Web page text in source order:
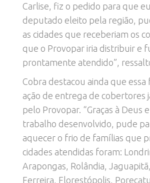
Carlise, fiz o pedido para que
deputado eleito pela região,
as cidades que receberiam os
que o Provopar iria distribuir e
prontamente atendido”,
Cobra destacou ainda que essa
ação de entrega de cobertores
pelo Provopar. “Graças à Deus
trabalho desenvolvido, pude
aquecer o frio de famílias que
cidades atendidas foram:
Arapongas, Rolândia,
Ferreira, Florestópolis,